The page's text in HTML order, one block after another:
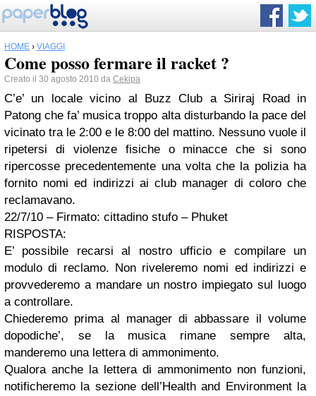
HOME › VIAGGI
Come posso fermare il racket ?
Creato il 30 agosto 2010 da Cekipa
C’e’ un locale vicino al Buzz Club a Siriraj Road in
Patong che fa’ musica troppo alta disturbando la pace del
vicinato tra le 2:00 e le 8:00 del mattino. Nessuno vuole il
ripetersi di violenze fisiche o minacce che si sono
ripercosse precedentemente una volta che la polizia ha
fornito nomi ed indirizzi ai club manager di coloro che
reclamavano.
22/7/10 – Firmato: cittadino stufo – Phuket
RISPOSTA:
E’ possibile recarsi al nostro ufficio e compilare un
modulo di reclamo. Non riveleremo nomi ed indirizzi e
provvederemo a mandare un nostro impiegato sul luogo
a controllare.
Chiederemo prima al manager di abbassare il volume
dopodiche’, se la musica rimane sempre alta,
manderemo una lettera di ammonimento.
Qualora anche la lettera di ammonimento non funzioni,
notificheremo la sezione dell’Health and Environment la